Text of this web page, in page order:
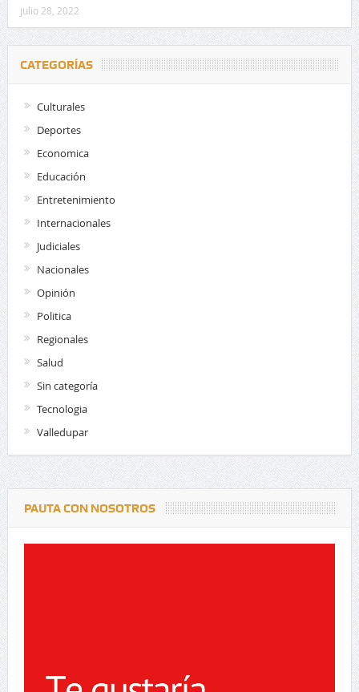
julio 28, 2022
CATEGORÍAS
Culturales
Deportes
Economica
Educación
Entretenimiento
Internacionales
Judiciales
Nacionales
Opinión
Politica
Regionales
Salud
Sin categoría
Tecnologia
Valledupar
PAUTA CON NOSOTROS